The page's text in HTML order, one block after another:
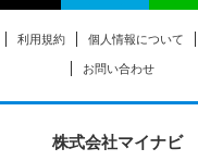
利用規約 個人情報について
お問い合わせ
株式会社マイナビ